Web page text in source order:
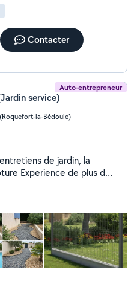
Contacter
Auto-entrepreneur
service)
la-Bédoule)
de jardin, la
Experience de plus de